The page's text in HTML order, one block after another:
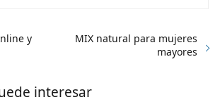
y
MIX natural para mujeres
mayores
interesar